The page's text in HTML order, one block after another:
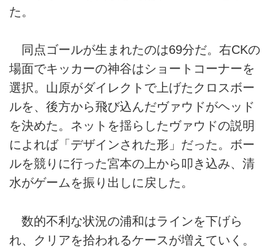
た。
同点ゴールが生まれたのは69分だ。右CKの
場面でキッカーの神谷はショートコーナーを
選択。山原がダイレクトで上げたクロスボー
ルを、後方から飛び込んだヴァウドがヘッド
を決めた。ネットを揺らしたヴァウドの説明
によれば「デザインされた形」だった。ボー
ルを競りに行った宮本の上から叩き込み、清
水がゲームを振り出しに戻した。
数的不利な状況の浦和はラインを下げら
れ、クリアを拾われるケースが増えていく。